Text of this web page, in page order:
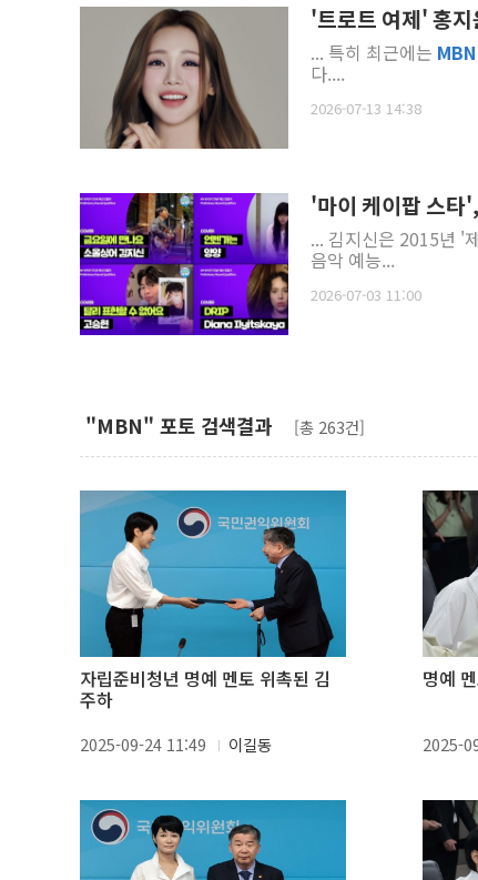
'트로트 여제' 홍
... 특히 최근에는 MBN
다....
2026-07-13 14:38
'마이 케이팝 스타
... 김지신은 2015년 '
음악 예능...
2026-07-03 11:00
"MBN" 포토 검색결과 [총 263건]
자립준비청년 명예 멘토 위촉된 김
주하
2025-09-24 11:49 이길동
명예
2025-